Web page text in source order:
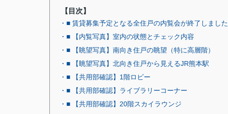
【目次】
・■ 賃貸募集予定となる全住戸の内覧会が終了しました
・■ 【内覧写真】室内の状態とチェック内容
・■ 【眺望写真】南向き住戸の眺望（特に高層階）
・■ 【眺望写真】北向き住戸から見えるJR熊本駅
・■ 【共用部確認】1階ロビー
・■ 【共用部確認】ライブラリーコーナー
・■ 【共用部確認】20階スカイラウンジ